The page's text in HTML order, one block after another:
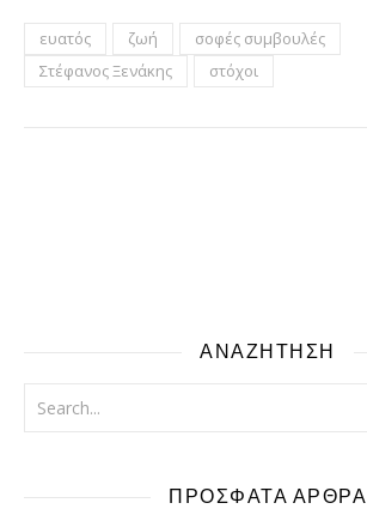
ευατός ζωή
σοφές συμβουλές
Στέφανος Ξενάκης
στόχοι
ΑΝΑΖΗΤΗΣΗ
ΠΡΟΣΦΑΤΑ ΑΡΘΡΑ